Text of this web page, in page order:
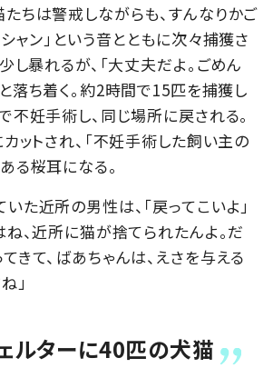
ちは警戒しながらも、すんなりかご
シャン」という音とともに次々捕獲さ
し暴れるが、「大丈夫だよ。ごめん
落ち着く。約2時間で15匹を捕獲し
不妊手術し、同じ場所に戻される。
ットされ、「不妊手術した飼い主の
る桜耳になる。
た近所の男性は、「戻ってこいよ」
ね、近所に猫が捨てられたんよ。だ
きて、ばあちゃんは、えさを与える
」
ルターに40匹の犬猫